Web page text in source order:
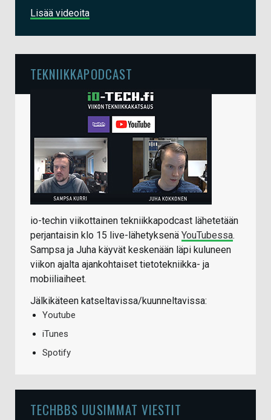
Lisää videoita
TEKNIIKKAPODCAST
io-techin viikottainen tekniikkapodcast lähetetään
perjantaisin klo 15 live-lähetyksenä YouTubessa.
Sampsa ja Juha käyvät keskenään läpi kuluneen
viikon ajalta ajankohtaiset tietotekniikka- ja
mobiiliaiheet.
Jälkikäteen katseltavissa/kuunneltavissa:
Youtube
iTunes
Spotify
TECHBBS UUSIMMAT VIESTIT